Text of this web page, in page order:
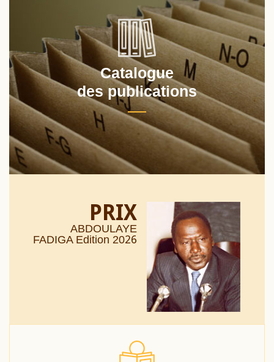
Catalogue
des publications
PRIX
ABDOULAYE
FADIGA Edition 2026